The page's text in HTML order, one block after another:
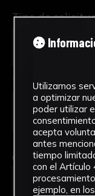
Tipo de
Tipo de uso *
Obra en la que
FPED-0135/
Utilizamos
a optimizar
poder utilizar
acepta
antes
tiempo
con el Artículo
ejemplo, en los